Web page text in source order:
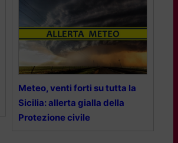
Meteo, venti forti su tutta la
Sicilia: allerta gialla della
Protezione civile